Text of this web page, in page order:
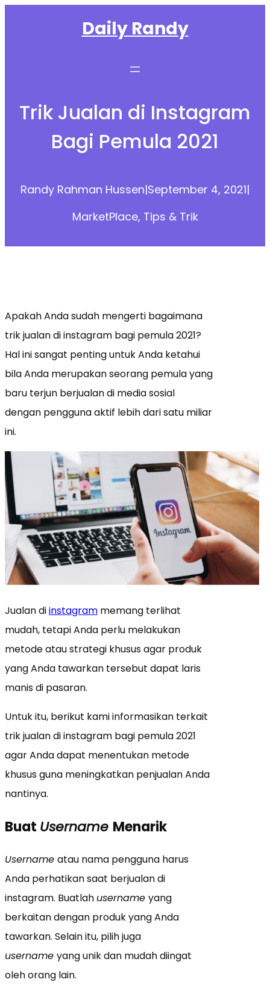
Daily Randy
Trik Jualan di Instagram
Bagi Pemula 2021
Randy Rahman Hussen|September 4, 2021|
MarketPlace, Tips & Trik
Apakah Anda sudah mengerti bagaimana
trik jualan di instagram bagi pemula 2021?
Hal ini sangat penting untuk Anda ketahui
bila Anda merupakan seorang pemula yang
baru terjun berjualan di media sosial
dengan pengguna aktif lebih dari satu miliar
ini.
Jualan diinstagram memang terlihat
mudah, tetapi Anda perlu melakukan
metode atau strategi khusus agar produk
yang Anda tawarkan tersebut dapat laris
manis di pasaran.
Untuk itu, berikut kami informasikan terkait
trik jualan di instagram bagi pemula 2021
agar Anda dapat menentukan metode
khusus guna meningkatkan penjualan Anda
nantinya.
Buat Username Menarik
Username atau nama pengguna harus
Anda perhatikan saat berjualan di
instagram. Buatlah username yang
berkaitan dengan produk yang Anda
tawarkan. Selain itu, pilih juga
username yang unik dan mudah diingat
oleh orang lain.